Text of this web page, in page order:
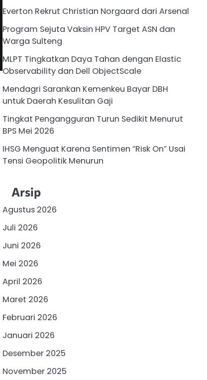
Everton Rekrut Christian Norgaard dari Arsenal
Program Sejuta Vaksin HPV Target ASN dan
Warga Sulteng
MLPT Tingkatkan Daya Tahan dengan Elastic
Observability dan Dell ObjectScale
Mendagri Sarankan Kemenkeu Bayar DBH
untuk Daerah Kesulitan Gaji
Tingkat Pengangguran Turun Sedikit Menurut
BPS Mei 2026
IHSG Menguat Karena Sentimen “Risk On” Usai
Tensi Geopolitik Menurun
Arsip
Agustus 2026
Juli 2026
Juni 2026
Mei 2026
April 2026
Maret 2026
Februari 2026
Januari 2026
Desember 2025
November 2025